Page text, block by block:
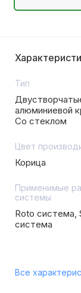
Тип
алюминиевой
Со стеклом
Цвет
Корица
Применимые
системы
Roto система,
система
Все